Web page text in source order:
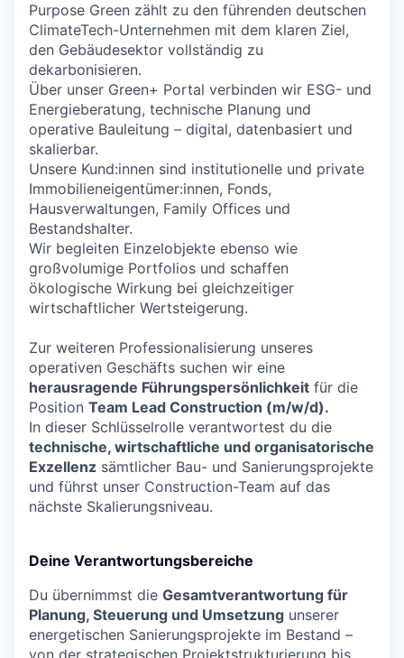
Purpose Green zählt zu den führenden deutschen
ClimateTech-Unternehmen mit dem klaren Ziel,
den Gebäudesektor vollständig zu
dekarbonisieren.
Über unser Green+ Portal verbinden wir ESG- und
Energieberatung, technische Planung und
operative Bauleitung – digital, datenbasiert und
skalierbar.
Unsere Kund:innen sind institutionelle und private
Immobilieneigentümer:innen, Fonds,
Hausverwaltungen, Family Offices und
Bestandshalter.
Wir begleiten Einzelobjekte ebenso wie
großvolumige Portfolios und schaffen
ökologische Wirkung bei gleichzeitiger
wirtschaftlicher Wertsteigerung.
Zur weiteren Professionalisierung unseres
operativen Geschäfts suchen wir eine
herausragende Führungspersönlichkeit für die
Position Team Lead Construction (m/w/d).
In dieser Schlüsselrolle verantwortest du die
technische, wirtschaftliche und organisatorische
Exzellenz sämtlicher Bau- und Sanierungsprojekte
und führst unser Construction-Team auf das
nächste Skalierungsniveau.
Deine Verantwortungsbereiche
Du übernimmst die Gesamtverantwortung für
Planung, Steuerung und Umsetzung unserer
energetischen Sanierungsprojekte im Bestand –